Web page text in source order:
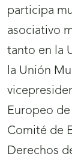
participa
asociativo
tanto en la
la Unión
Europeo
Comité de
Derechos